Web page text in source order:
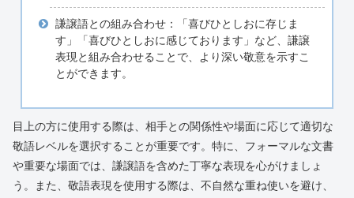
謙譲語との組み合わせ：「喜びひとしおに存じま
す」「喜びひとしおに感じております」など、謙譲
表現と組み合わせることで、より深い敬意を示すこ
とができます。
目上の方に使用する際は、相手との関係性や場面に応じて適切な
敬語レベルを選択することが重要です。特に、フォーマルな文書
や重要な場面では、謙譲語を含めた丁寧な表現を心がけましょ
う。また、敬語表現を使用する際は、不自然な重ね使いを避け、